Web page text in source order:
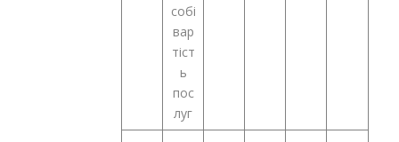
собі
вар
тіст
ь
пос
луг